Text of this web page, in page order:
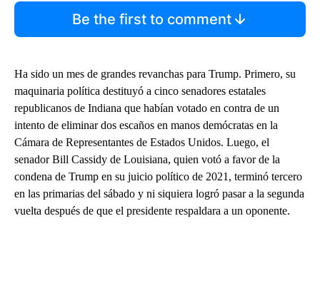
Be the first to comment
Ha sido un mes de grandes revanchas para Trump. Primero, su
maquinaria política destituyó a cinco senadores estatales
republicanos de Indiana que habían votado en contra de un
intento de eliminar dos escaños en manos demócratas en la
Cámara de Representantes de Estados Unidos. Luego, el
senador Bill Cassidy de Louisiana, quien votó a favor de la
condena de Trump en su juicio político de 2021, terminó tercero
en las primarias del sábado y ni siquiera logró pasar a la segunda
vuelta después de que el presidente respaldara a un oponente.